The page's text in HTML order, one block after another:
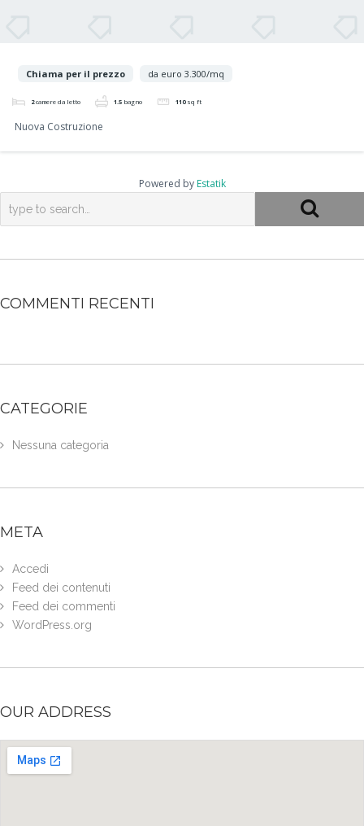
Chiama per il prezzo da euro 3.300/mq
2 camere da letto 1.5 bagno 110 sq ft
Nuova Costruzione
Powered by Estatik
COMMENTI RECENTI
CATEGORIE
Nessuna categoria
META
Accedi
Feed dei contenuti
Feed dei commenti
WordPress.org
OUR ADDRESS